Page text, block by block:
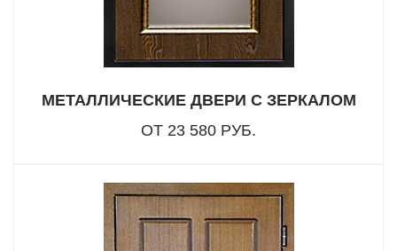
МЕТАЛЛИЧЕСКИЕ ДВЕРИ С ЗЕРКАЛОМ
ОТ 23 580 РУБ.